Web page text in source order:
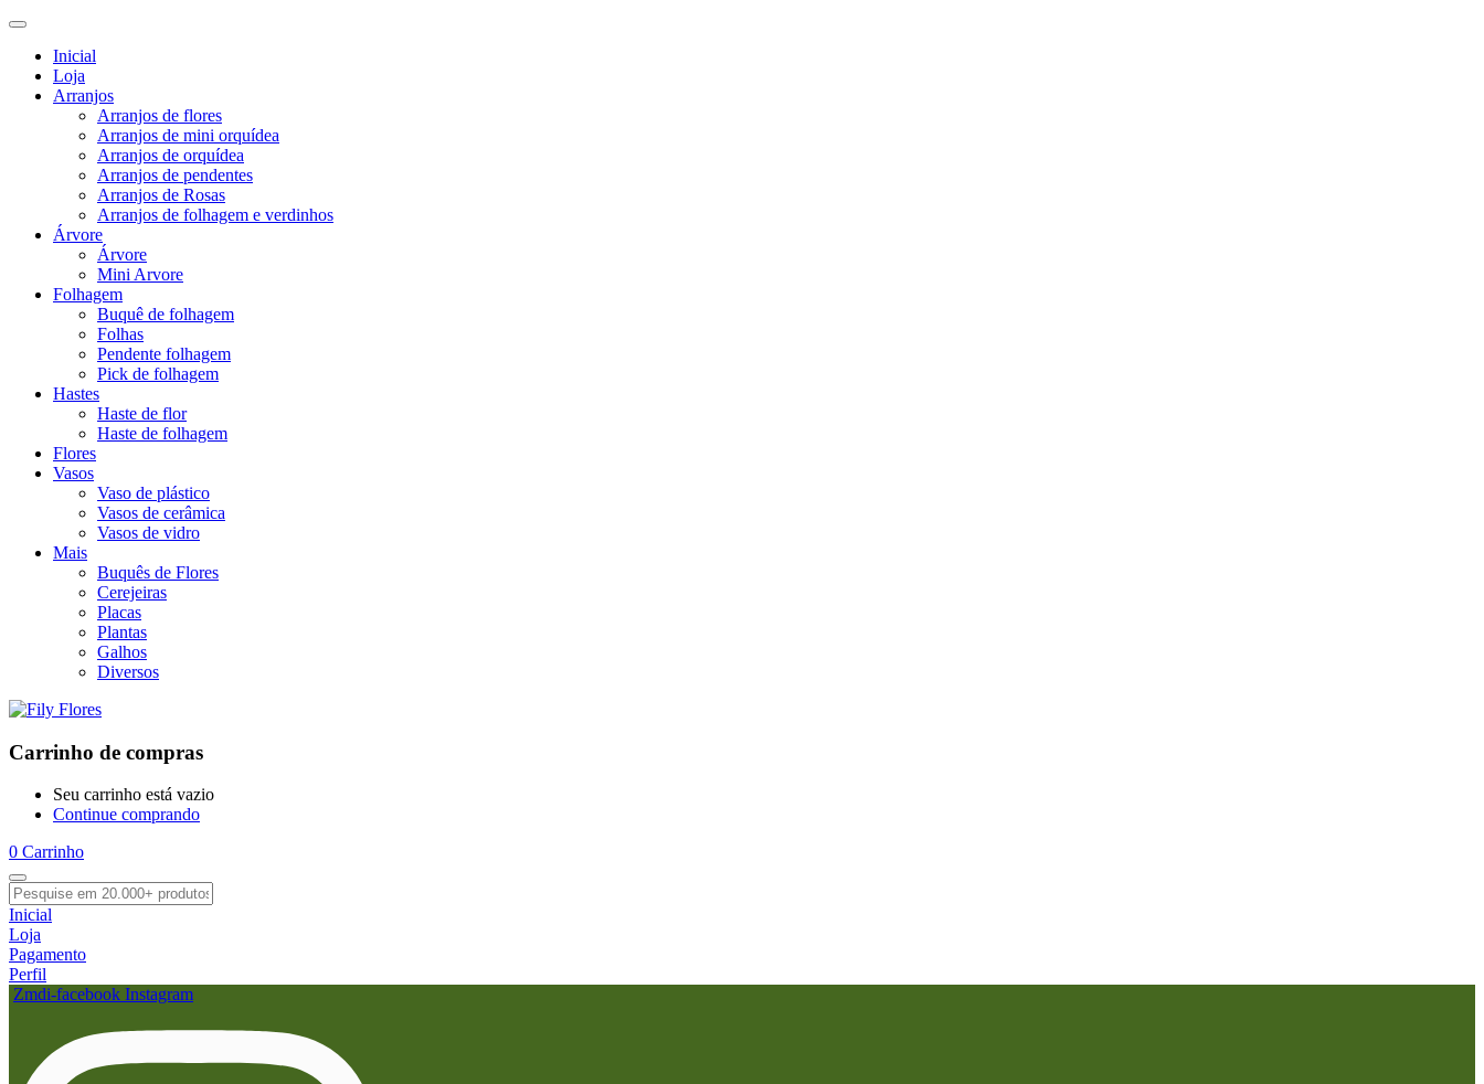
Inicial
Loja
Arranjos
Arranjos de flores
Arranjos de mini orquídea
Arranjos de orquídea
Arranjos de pendentes
Arranjos de Rosas
Arranjos de folhagem e verdinhos
Árvore
Árvore
Mini Arvore
Folhagem
Buquê de folhagem
Folhas
Pendente folhagem
Pick de folhagem
Hastes
Haste de flor
Haste de folhagem
Flores
Vasos
Vaso de plástico
Vasos de cerâmica
Vasos de vidro
Mais
Buquês de Flores
Cerejeiras
Placas
Plantas
Galhos
Diversos
Carrinho de compras
Seu carrinho está vazio
Continue comprando
0 Carrinho
Inicial
Loja
Pagamento
Perfil
Zmdi-facebook Instagram